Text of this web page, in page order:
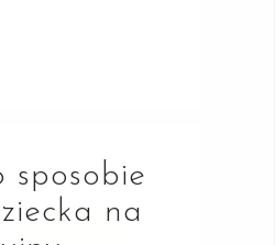
sposobie
na